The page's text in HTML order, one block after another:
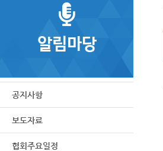
알림마당
공지사항
보도자료
협회주요일정